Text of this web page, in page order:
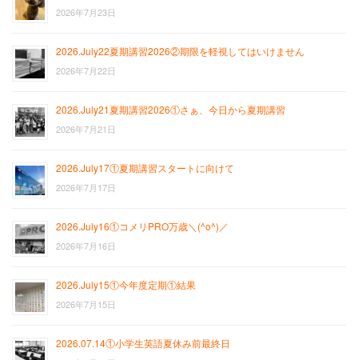
2026年7月23日
2026.July22夏期講習2026②期限を軽視してはいけません
2026年7月22日
2026.July21夏期講習2026①さぁ、今日から夏期講習
2026年7月21日
2026.July17①夏期講習スタートに向けて
2026年7月17日
2026.July16①コメリPRO万歳＼(^o^)／
2026年7月16日
2026.July15①今年度定期①結果
2026年7月15日
2026.07.14①小学生英語夏休み前最終日